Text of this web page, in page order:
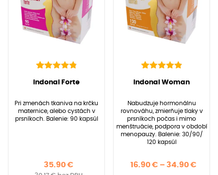
4.91
základe
zákazníckych
recenzií
(142recenzií
Indonal Forte
Pri zmenách tkaniva na krčku
maternice, alebo cystách v
prsníkoch. Balenie: 90 kapsúl
35.90€
4.97
základe
zákazníckych
recenzií
recenzií zákazníkov)
Indonal Woman
Nabudzuje hormonálnu
rovnováhu, zmierňuje tlaky v
prsníkoch počas i mimo
menštruácie, podpora v období
menopauzy. Balenie: 30/90/
120 kapsúl
16.90€ – 34.90€